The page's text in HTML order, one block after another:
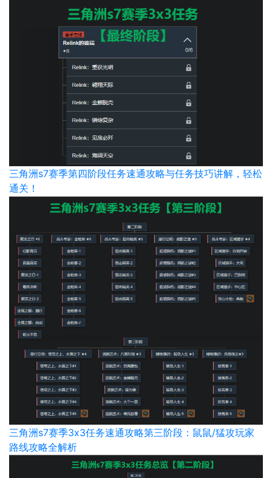
三角洲s7赛季第四阶段任务速通攻略与任务技巧讲解，轻松
通关！
三角洲s7赛季3x3任务速通攻略第三阶段：鼠鼠/猛攻玩家
路线攻略全解析